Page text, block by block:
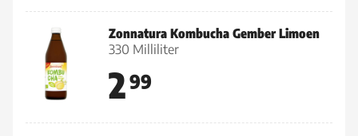
Zonnatura Kombucha Gember Limoen
330 Milliliter
299